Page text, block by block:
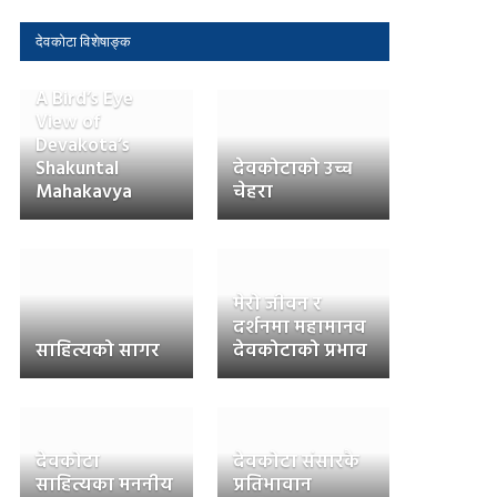
देवकोटा विशेषाङ्क
A Bird’s Eye
View of
Devakota’s
Shakuntal
Mahakavya
देवकोटाको उच्च
चेहरा
साहित्यको सागर
मेरो जीवन र
दर्शनमा महामानव
देवकोटाको प्रभाव
देवकोटा
साहित्यका मननीय
देवकोटा संसारकै
प्रतिभावान